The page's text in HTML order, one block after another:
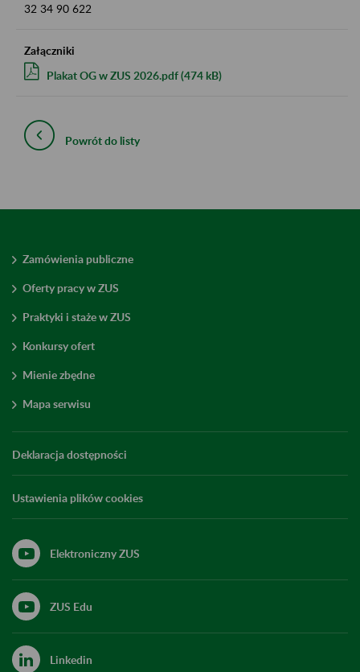
32 34 90 622
Załączniki
Plakat OG w ZUS 2026.pdf (474 kB)
Powrót do listy
Zamówienia publiczne
Oferty pracy w ZUS
Praktyki i staże w ZUS
Konkursy ofert
Mienie zbędne
Mapa serwisu
Deklaracja dostępności
Ustawienia plików cookies
Elektroniczny ZUS
ZUS Edu
Linkedin